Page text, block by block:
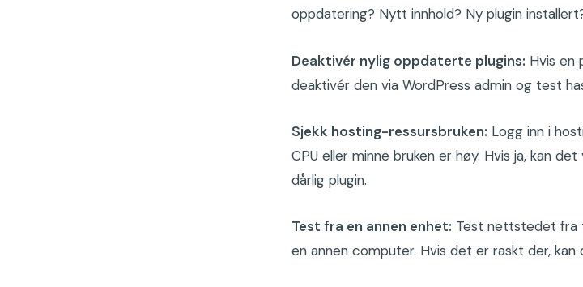
oppdatering? Nytt innhold? Ny plugin
Deaktivér nylig oppdaterte plugins: Hvis en
deaktivér den via WordPress admin og test
Sjekk hosting-ressursbruken: Logg inn i
CPU eller minne bruken er høy. Hvis ja, kan
dårlig plugin.
Test fra en annen enhet: Test nettstedet fra
en annen computer. Hvis det er raskt der,